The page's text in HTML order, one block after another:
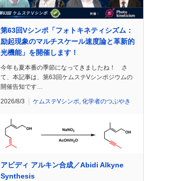
第63回Vシンポ「フォトキネティシズム：
励起現象のマルチスケール速度論と革新的
光機能」を開催します！
今年も夏本番の季節になってきましたね！ さ
て、本記事は、第63回ケムステVシンポジウムの
開催告知です…
2026/8/3 ケムステVシンポ, 化学者のつぶやき
アビディ アルキン合成／Abidi Alkyne
Synthesis